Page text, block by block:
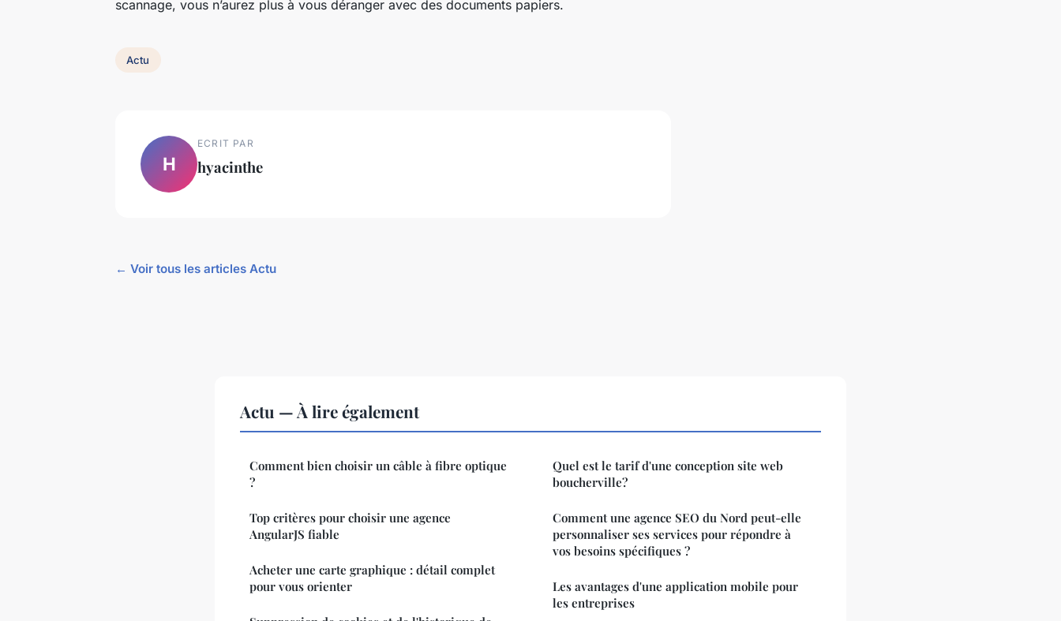
scannage, vous n’aurez plus à vous déranger avec des documents papiers.
Actu
H
ECRIT PAR
hyacinthe
← Voir tous les articles Actu
Actu — À lire également
Comment bien choisir un câble à fibre optique
?
Top critères pour choisir une agence
AngularJS fiable
Acheter une carte graphique : détail complet
pour vous orienter
Quel est le tarif d'une conception site web
boucherville?
Comment une agence SEO du Nord peut-elle
personnaliser ses services pour répondre à
vos besoins spécifiques ?
Les avantages d'une application mobile pour
les entreprises